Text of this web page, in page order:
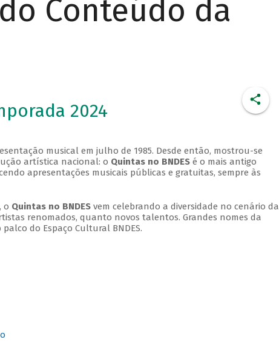
Conteúdo da
2024
musical em julho de 1985. Desde então, mostrou-se
artística nacional: o Quintas no BNDESé o mais antigo
apresentações musicais públicas e gratuitas, sempre às
o Quintas no BNDESvem celebrando a diversidade no cenário da
renomados, quanto novos talentos. Grandes nomes da
do Espaço Cultural BNDES.